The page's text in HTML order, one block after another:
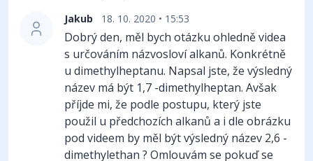
Jakub 18. 10. 2020 • 15:53
Dobrý den, měl bych otázku ohledně videa
s určováním názvosloví alkanů. Konkrétně
u dimethylheptanu. Napsal jste, že výsledný
název má být 1,7 -dimethylheptan. Avšak
příjde mi, že podle postupu, který jste
použil u předchozích alkanů a i dle obrázku
pod videem by měl být výsledný název 2,6 -
dimethylethan ? Omlouvám se pokuď se